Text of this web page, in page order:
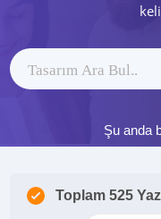
Şu anda
Toplam 525